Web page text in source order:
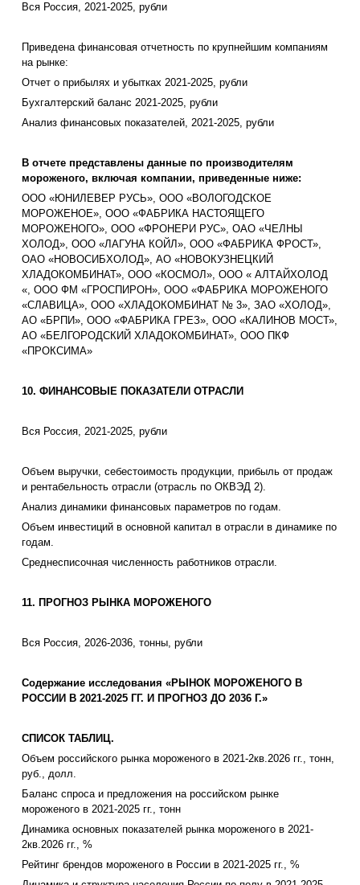
Вся Россия, 2021-2025, рубли
Приведена финансовая отчетность по крупнейшим компаниям
на рынке:
Отчет о прибылях и убытках 2021-2025, рубли
Бухгалтерский баланс 2021-2025, рубли
Анализ финансовых показателей, 2021-2025, рубли
В отчете представлены данные по производителям
мороженого, включая компании, приведенные ниже:
ООО «ЮНИЛЕВЕР РУСЬ», ООО «ВОЛОГОДСКОЕ
МОРОЖЕНОЕ», ООО «ФАБРИКА НАСТОЯЩЕГО
МОРОЖЕНОГО», ООО «ФРОНЕРИ РУС», ОАО «ЧЕЛНЫ
ХОЛОД», ООО «ЛАГУНА КОЙЛ», ООО «ФАБРИКА ФРОСТ»,
ОАО «НОВОСИБХОЛОД», АО «НОВОКУЗНЕЦКИЙ
ХЛАДОКОМБИНАТ», ООО «КОСМОЛ», ООО « АЛТАЙХОЛОД
«, ООО ФМ «ГРОСПИРОН», ООО «ФАБРИКА МОРОЖЕНОГО
«СЛАВИЦА», ООО «ХЛАДОКОМБИНАТ № 3», ЗАО «ХОЛОД»,
АО «БРПИ», ООО «ФАБРИКА ГРЕЗ», ООО «КАЛИНОВ МОСТ»,
АО «БЕЛГОРОДСКИЙ ХЛАДОКОМБИНАТ», ООО ПКФ
«ПРОКСИМА»
10. ФИНАНСОВЫЕ ПОКАЗАТЕЛИ ОТРАСЛИ
Вся Россия, 2021-2025, рубли
Объем выручки, себестоимость продукции, прибыль от продаж
и рентабельность отрасли (отрасль по ОКВЭД 2).
Анализ динамики финансовых параметров по годам.
Объем инвестиций в основной капитал в отрасли в динамике по
годам.
Среднесписочная численность работников отрасли.
11. ПРОГНОЗ РЫНКА МОРОЖЕНОГО
Вся Россия, 2026-2036, тонны, рубли
Содержание исследования «РЫНОК МОРОЖЕНОГО В
РОССИИ В 2021-2025 ГГ. И ПРОГНОЗ ДО 2036 Г.»
СПИСОК ТАБЛИЦ.
Объем российского рынка мороженого в 2021-2кв.2026 гг., тонн,
руб., долл.
Баланс спроса и предложения на российском рынке
мороженого в 2021-2025 гг., тонн
Динамика основных показателей рынка мороженого в 2021-
2кв.2026 гг., %
Рейтинг брендов мороженого в России в 2021-2025 гг., %